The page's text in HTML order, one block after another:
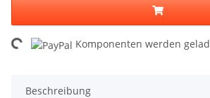
Komponenten werden
Beschreibung